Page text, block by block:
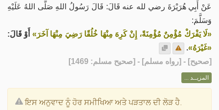
عَنْ أَبِي هُرَيْرَةَ رضي لله عنه قَالَ: قَالَ رَسُولُ اللهِ صَلَّى اللهُ عَلَيْهِ
وَسَلَّمَ:
«لَا يَفْرَكْ مُؤْمِنٌ مُؤْمِنَةً، إِنْ كَرِهَ مِنْهَا خُلُقًا رَضِيَ مِنْهَا آخَرَ» أَوْ قَالَ:
«غَيْرَهُ».
[صحيح] - [رواه مسلم] - [صحيح مسلم: 1469]
المزيــد ...
ਇਸ ਅਨੁਵਾਦ ਨੂੰ ਹੋਰ ਸਮੀਖਿਆ ਅਤੇ ਪੜਤਾਲ ਦੀ ਲੋੜ ਹੈ.